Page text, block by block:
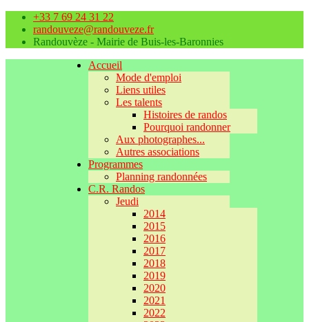
+33 7 69 24 31 22
randouveze@randouveze.fr
Randouvèze - Mairie de Buis-les-Baronnies
Accueil
Mode d'emploi
Liens utiles
Les talents
Histoires de randos
Pourquoi randonner
Aux photographes...
Autres associations
Programmes
Planning randonnées
C.R. Randos
Jeudi
2014
2015
2016
2017
2018
2019
2020
2021
2022